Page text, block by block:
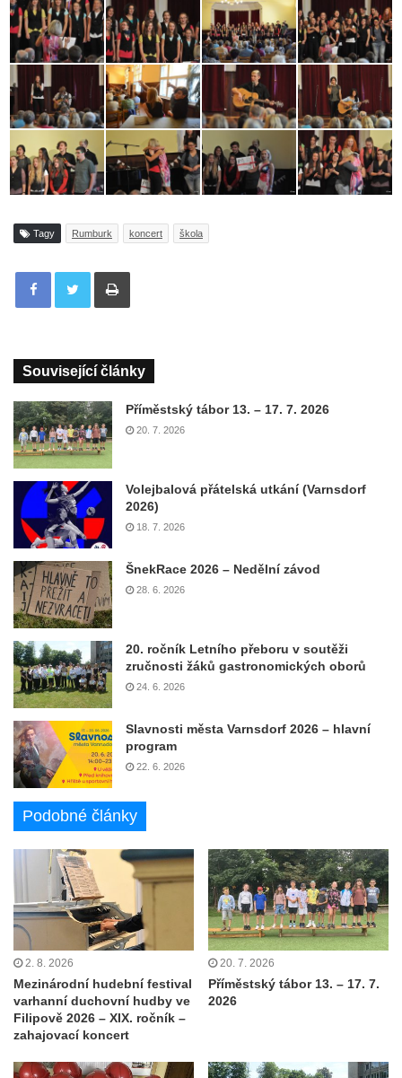
Tagy Rumburk koncert škola
Tisknout
Související články
Příměstský tábor 13. – 17. 7. 2026
20. 7. 2026
Volejbalová přátelská utkání (Varnsdorf
2026)
18. 7. 2026
ŠnekRace 2026 – Nedělní závod
28. 6. 2026
20. ročník Letního přeboru v soutěži
zručnosti žáků gastronomických oborů
24. 6. 2026
Slavnosti města Varnsdorf 2026 – hlavní
program
22. 6. 2026
Podobné články
2. 8. 2026
Mezinárodní hudební festival
varhanní duchovní hudby ve
Filipově 2026 – XIX. ročník –
zahajovací koncert
20. 7. 2026
Příměstský tábor 13. – 17. 7.
2026